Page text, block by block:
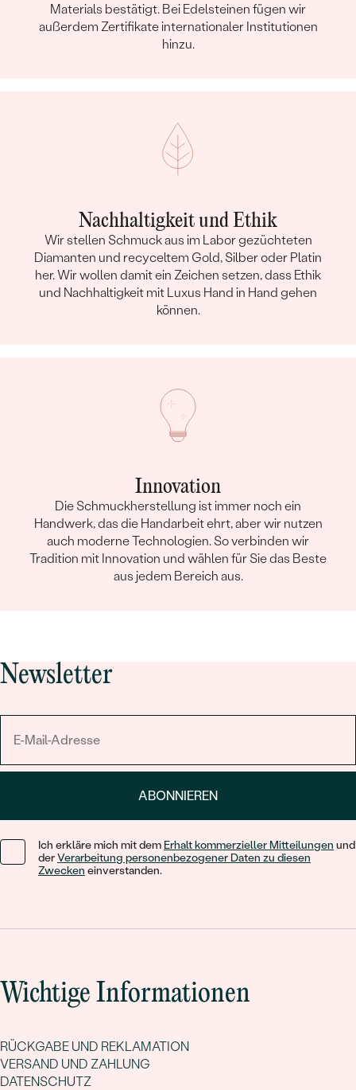
Materials bestätigt. Bei Edelsteinen fügen wir
außerdem Zertifikate internationaler Institutionen
hinzu.
Nachhaltigkeit und Ethik
Wir stellen Schmuck aus im Labor gezüchteten
Diamanten und recyceltem Gold, Silber oder Platin
her. Wir wollen damit ein Zeichen setzen, dass Ethik
und Nachhaltigkeit mit Luxus Hand in Hand gehen
können.
Innovation
Die Schmuckherstellung ist immer noch ein
Handwerk, das die Handarbeit ehrt, aber wir nutzen
auch moderne Technologien. So verbinden wir
Tradition mit Innovation und wählen für Sie das Beste
aus jedem Bereich aus.
Newsletter
ABONNIEREN
Ich erkläre mich mit dem Erhalt kommerzieller Mitteilungen und
derVerarbeitung personenbezogener Daten zu diesen
Zwecken einverstanden.
Wichtige Informationen
RÜCKGABE UND REKLAMATION
VERSAND UND ZAHLUNG
DATENSCHUTZ